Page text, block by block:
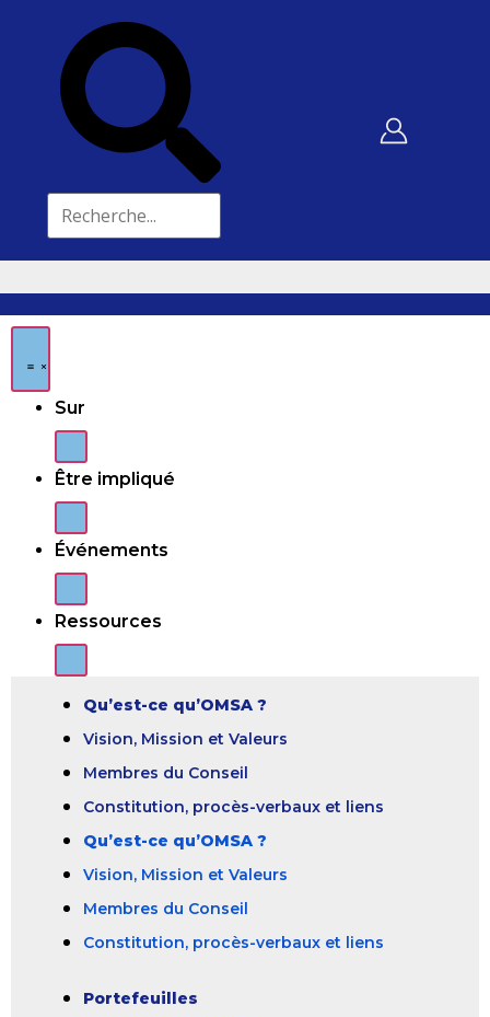
Sur
Être impliqué
Événements
Ressources
Qu’est-ce qu’OMSA ?
Vision, Mission et Valeurs
Membres du Conseil
Constitution, procès-verbaux et liens
Qu’est-ce qu’OMSA ?
Vision, Mission et Valeurs
Membres du Conseil
Constitution, procès-verbaux et liens
Portefeuilles